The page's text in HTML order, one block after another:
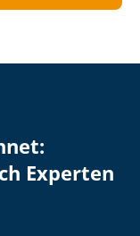
Experten